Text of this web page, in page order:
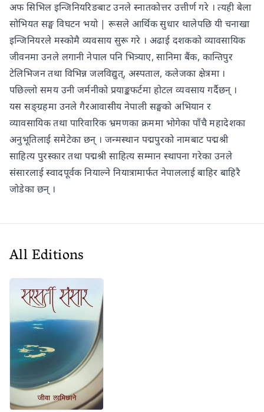
अफ सिभिल इन्जिनियरिङबाट उनले स्नातकोत्तर उत्तीर्ण गरे । त्यही बेला
सोभियत सङ्घ विघटन भयो | रूसले आर्थिक सुधार थालेपछि यी चनाखा
इन्जिनियरले मस्कोमै व्यवसाय सुरू गरे । अढाई दशकको व्यावसायिक
जीवनमा उनले लगानी नेपाल पनि भित्र्याए, सानिमा बैंक, कान्तिपुर
टेलिभिजन तथा विभिन्न जलविद्युत्, अस्पताल, कलेजका क्षेत्रमा ।
पछिल्लो समय उनी जर्मनीको प्रयाङ्कफर्टमा होटल व्यवसाय गर्दैछन् ।
यस सङ्ग्रहमा उनले गैरआवासीय नेपाली सङ्घको अभियान र
व्यावसायिक तथा पारिवारिक भ्रमणका क्रममा भोगेका पाँचै महादेशका
अनुभूतिलाई समेटेका छन् । जन्मस्थान पद्मपुरको नामबाट पद्मश्री
साहित्य पुरस्कार तथा पद्मश्री साहित्य सम्मान स्थापना गरेका उनले
संसारलाई स्वादपूर्वक नियाल्ने नियात्रामार्फत नेपाललाई बाहिर बाहिरै
जोडेका छन् ।
All Editions